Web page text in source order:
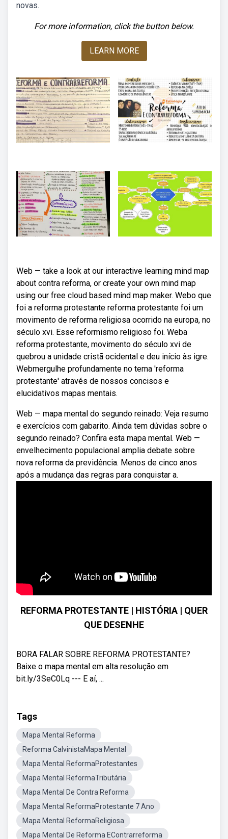
novas.
For more information, click the button below.
LEARN MORE
Web — take a look at our interactive learning mind map
about contra reforma, or create your own mind map
using our free cloud based mind map maker. Webo que
foi a reforma protestante reforma protestante foi um
movimento de reforma religiosa ocorrido na europa, no
século xvi. Esse reformismo religioso foi. Weba
reforma protestante, movimento do século xvi de
quebrou a unidade cristã ocidental e deu início às igre.
Webmergulhe profundamente no tema 'reforma
protestante' através de nossos concisos e
elucidativos mapas mentais.
Web — mapa mental do segundo reinado: Veja resumo
e exercícios com gabarito. Ainda tem dúvidas sobre o
segundo reinado? Confira esta mapa mental. Web —
envelhecimento populacional amplia debate sobre
nova reforma da previdência. Menos de cinco anos
após a mudança das regras para conquistar a.
REFORMA PROTESTANTE | HISTÓRIA | QUER
QUE DESENHE
BORA FALAR SOBRE REFORMA PROTESTANTE?
Baixe o mapa mental em alta resolução em
bit.ly/3SeC0Lq --- E aí, ...
Tags
Mapa Mental Reforma
Reforma CalvinistaMapa Mental
Mapa Mental ReformaProtestantes
Mapa Mental ReformaTributária
Mapa Mental De Contra Reforma
Mapa Mental ReformaProtestante 7 Ano
Mapa Mental ReformaReligiosa
Mapa Mental De Reforma EContrarreforma